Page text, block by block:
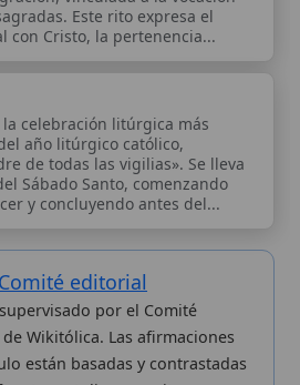
CC BY-SA(texto). Editado en
7339 . Bajo el patrocinio de San
Acutis.
Categorias
Más visitados
Nuevas entradas
Aplicaciones
Widgets para tu web
EN
regular